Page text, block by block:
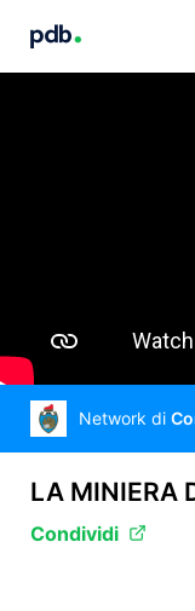
Network di
LA MINIERA
Condividi